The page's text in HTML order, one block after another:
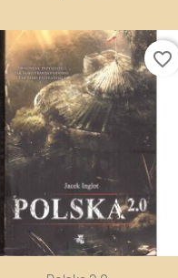
favorite_border